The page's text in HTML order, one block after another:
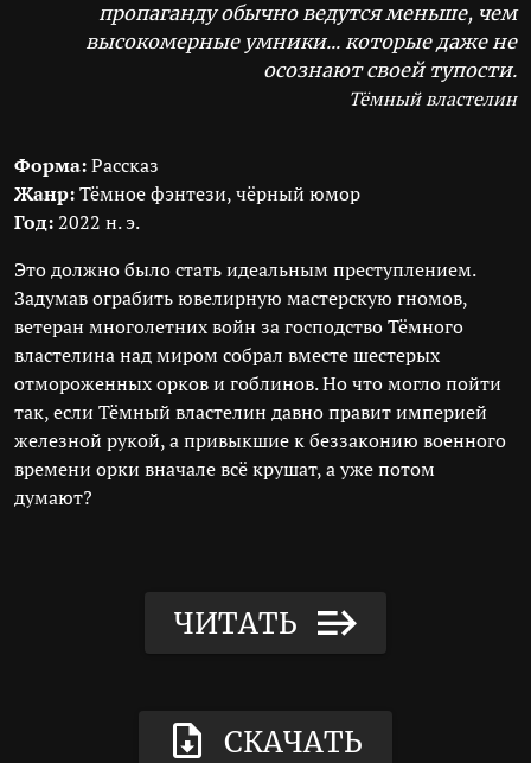
пропаганду обычно ведутся меньше, чем
высокомерные умники... которые даже не
осознают своей тупости.
Тёмный властелин
Форма:Рассказ
Жанр:Тёмное фэнтези, чёрный юмор
Год:2022 н. э.
Это должно было стать идеальным преступлением.
Задумав ограбить ювелирную мастерскую гномов,
ветеран многолетних войн за господство Тёмного
властелина над миром собрал вместе шестерых
отмороженных орков и гоблинов. Но что могло пойти
так, если Тёмный властелин давно правит империей
железной рукой, а привыкшие к беззаконию военного
времени орки вначале всё крушат, а уже потом
думают?
ЧИТАТЬ
СКАЧАТЬ